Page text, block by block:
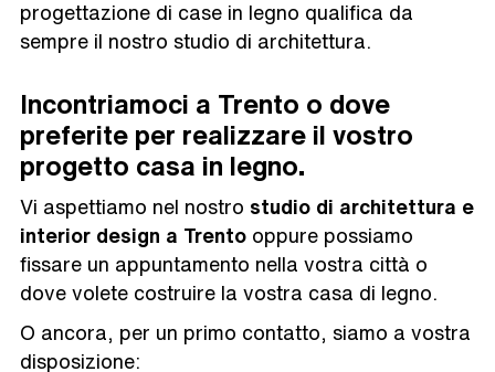
progettazione di case in legno qualifica da
sempre il nostro studio di architettura.
Incontriamoci a Trento o dove
preferite per realizzare il vostro
progetto casa in legno.
Vi aspettiamo nel nostro studio di architettura e
interior design a Trento oppure possiamo
fissare un appuntamento nella vostra città o
dove volete costruire la vostra casa di legno.
O ancora, per un primo contatto, siamo a vostra
disposizione: